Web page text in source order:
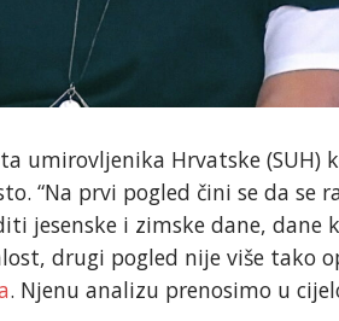
umirovljenika Hrvatske
“Na prvi pogled čini se da se
jesenske i zimske dane, dane
drugi pogled nije više tako
. Njenu analizu prenosimo u